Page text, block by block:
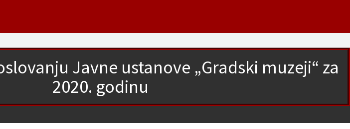
Javne ustanove „Gradski muzeji“ za
2020. godinu